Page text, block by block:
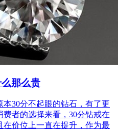
那么贵
30分不起眼的钻石，有了更
者的选择来看，30分钻戒在
在价位上一直在提升，作为最